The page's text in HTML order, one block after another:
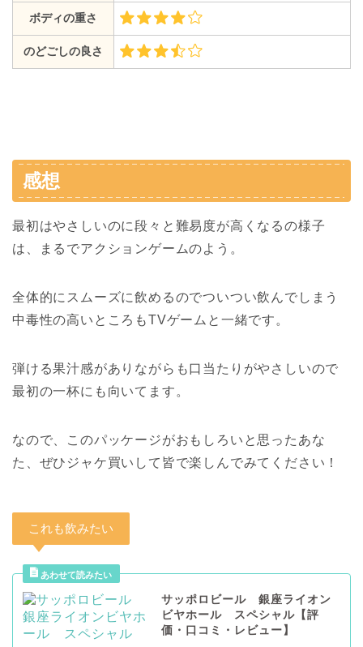
ボディの重さ
のどごしの良さ
感想
最初はやさしいのに段々と難易度が高くなるの様子
は、まるでアクションゲームのよう。
全体的にスムーズに飲めるのでついつい飲んでしまう
中毒性の高いところもTVゲームと一緒です。
弾ける果汁感がありながらも口当たりがやさしいので
最初の一杯にも向いてます。
なので、このパッケージがおもしろいと思ったあな
た、ぜひジャケ買いして皆で楽しんでみてください！
これも飲みたい
サッポロビール 銀座ライオン
ビヤホール スペシャル【評
価・口コミ・レビュー】